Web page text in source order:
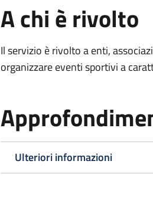
A chi è rivolto
Il servizio è rivolto a enti,
organizzare eventi sportivi a
Ulteriori informazioni